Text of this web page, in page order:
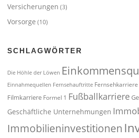
Versicherungen (3)
Vorsorge (10)
SCHLAGWÖRTER
Die Höhle der Löwen
Einnahmequellen Fernsehauftritte Fernsehkarriere
Filmkarriere Formel 1 Fußballkarriere
Geschäftliche Unternehmungen
Immobilieninvestitionen